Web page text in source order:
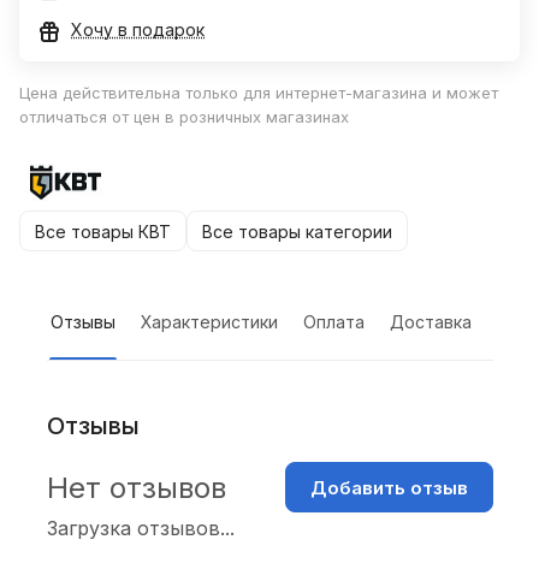
Хочу в подарок
Цена действительна только для интернет-магазина и может
отличаться от цен в розничных магазинах
Все товары КВТ Все товары категории
Отзывы Характеристики Оплата Доставка
Отзывы
Загрузка отзывов...
Нет отзывов Добавить отзыв